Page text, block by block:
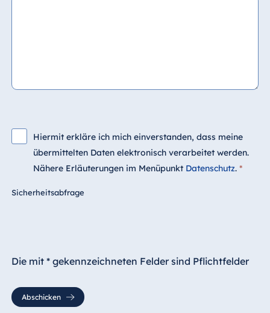
Hiermit erkläre ich mich einverstanden, dass meine
übermittelten Daten elektronisch verarbeitet werden.
Nähere Erläuterungen im Menüpunkt Datenschutz. *
Sicherheitsabfrage
Die mit * gekennzeichneten Felder sind Pflichtfelder
Abschicken